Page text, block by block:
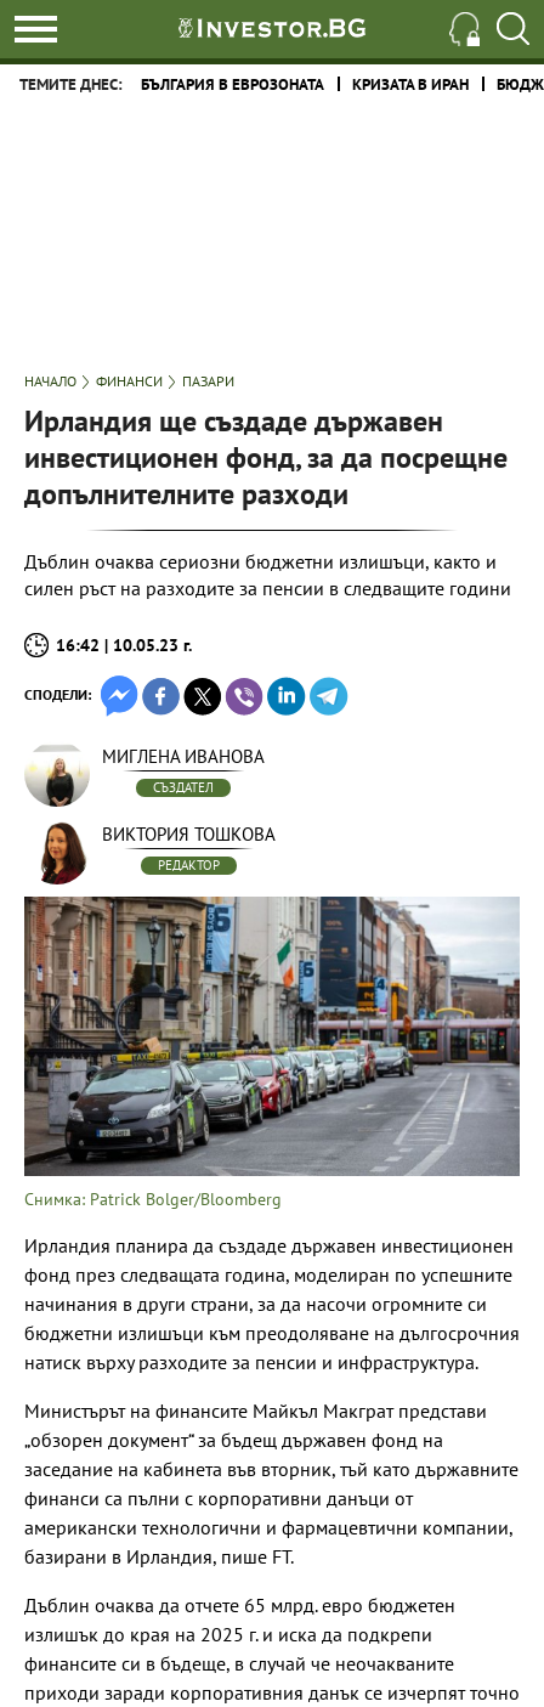
ТЕМИТЕ ДНЕС: БЪЛГАРИЯ В ЕВРОЗОНАТА КРИЗАТА В ИРАН
НАЧАЛО ФИНАНСИ ПАЗАРИ
Ирландия ще създаде държавен
инвестиционен фонд, за да посрещне
допълнителните разходи
Дъблин очаква сериозни бюджетни излишъци, както и
силен ръст на разходите за пенсии в следващите години
16:42 | 10.05.23 г.
СПОДЕЛИ:
МИГЛЕНА ИВАНОВА
СЪЗДАТЕЛ
ВИКТОРИЯ ТОШКОВА
РЕДАКТОР
Снимка: Patrick Bolger/Bloomberg
Ирландия планира да създаде държавен инвестиционен
фонд през следващата година, моделиран по успешните
начинания в други страни, за да насочи огромните си
бюджетни излишъци към преодоляване на дългосрочния
натиск върху разходите за пенсии и инфраструктура.
Министърът на финансите Майкъл Макграт представи
„обзорен документ“ за бъдещ държавен фонд на
заседание на кабинета във вторник, тъй като държавните
финанси са пълни с корпоративни данъци от
американски технологични и фармацевтични компании,
базирани в Ирландия, пише FT.
Дъблин очаква да отчете 65 млрд. евро бюджетен
излишък до края на 2025 г. и иска да подкрепи
финансите си в бъдеще, в случай че неочакваните
приходи заради корпоративния данък се изчерпят точно